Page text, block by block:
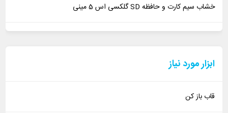
خشاب سیم کارت و حافظه SD گلکسی اس 5 مینی
ابزار مورد نیاز
قاب باز کن